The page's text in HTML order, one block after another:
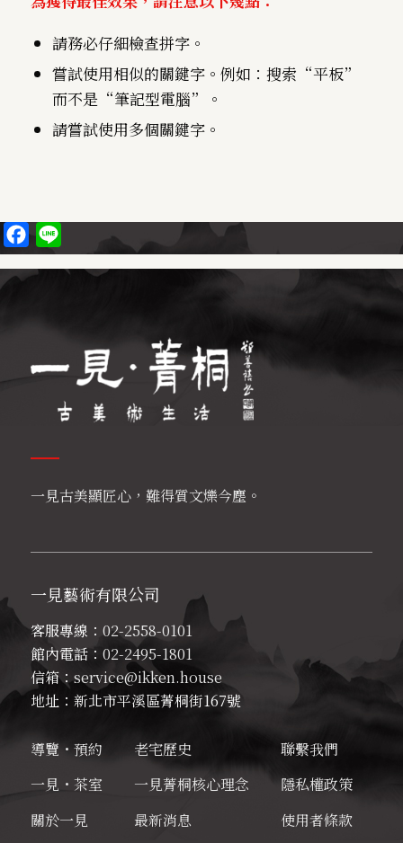
請務必仔細檢查拼字。
嘗試使用相似的關鍵字。例如：搜索“平板”
而不是“筆記型電腦”。
請嘗試使用多個關鍵字。
Facebook
━━
一見古美顯匠心，難得質文爍今塵 。
一見藝術有限公司
客服專線： 02-2558-0101
館內電話： 02-2495-1801
信箱：service@ikken.house
地址：新北市平溪區菁桐街167號
導覽・預約
一見・茶室
關於一見
老宅歷史
一見菁桐核心理念
最新消息
聯繫我們
隱私權政策
使用者條款